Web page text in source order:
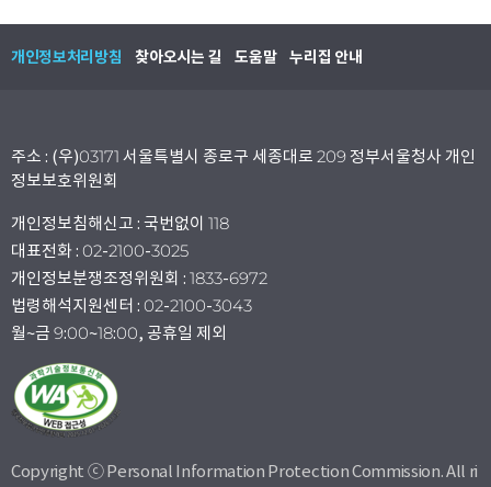
개인정보처리방침 찾아오시는 길 도움말 누리집 안내
주소 : (우)03171 서울특별시 종로구 세종대로 209 정부서울청사 개인
정보보호위원회
개인정보침해신고 : 국번없이 118
대표전화 : 02-2100-3025
개인정보분쟁조정위원회 : 1833-6972
법령해석지원센터 : 02-2100-3043
월~금 9:00~18:00, 공휴일 제외
Copyright ⓒ Personal Information Protection Commission. All ri